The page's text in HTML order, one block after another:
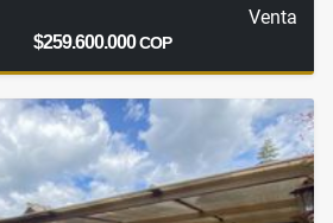
Venta
$259.600.000COP